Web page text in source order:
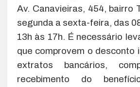
Av. Canavieiras, 454, bairro
segunda a sexta-feira, das
13h às 17h. É necessário
que comprovem o desconto
extratos bancários,
recebimento do